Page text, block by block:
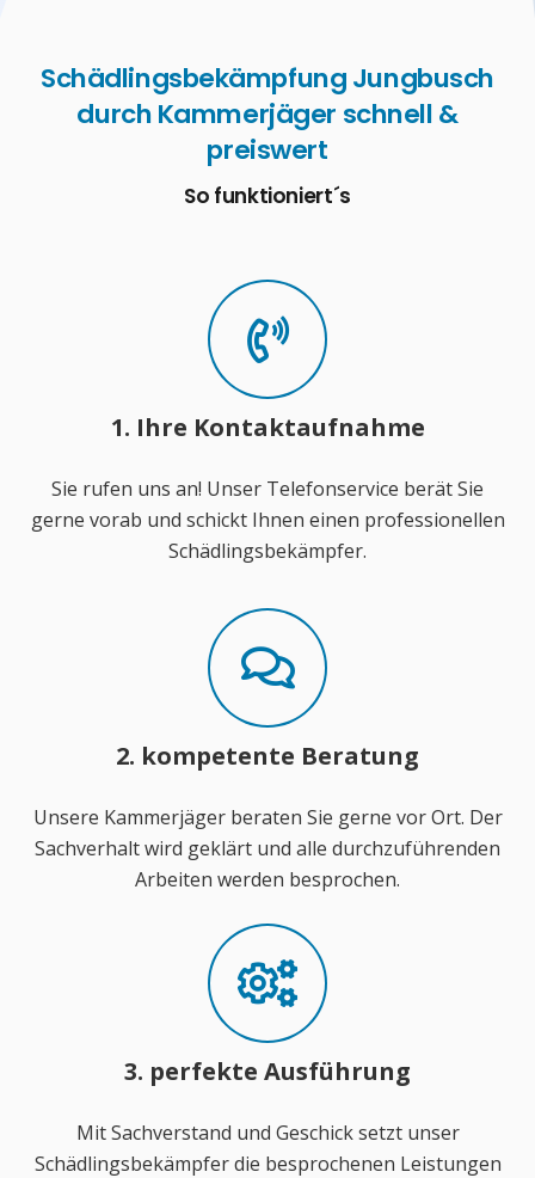
Schädlingsbekämpfung Jungbusch
durch Kammerjäger schnell &
preiswert
So funktioniert´s
1. Ihre Kontaktaufnahme
Sie rufen uns an! Unser Telefonservice berät Sie
gerne vorab und schickt Ihnen einen professionellen
Schädlingsbekämpfer.
2. kompetente Beratung
Unsere Kammerjäger beraten Sie gerne vor Ort. Der
Sachverhalt wird geklärt und alle durchzuführenden
Arbeiten werden besprochen.
3. perfekte Ausführung
Mit Sachverstand und Geschick setzt unser
Schädlingsbekämpfer die besprochenen Leistungen